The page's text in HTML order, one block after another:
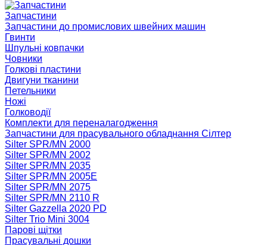
Запчастини
Запчастини до промислових швейних машин
Гвинти
Шпульні ковпачки
Човники
Голкові пластини
Двигуни тканини
Петельники
Ножі
Голководії
Комплекти для переналагодження
Запчастини для прасувального обладнання Сілтер
Silter SPR/MN 2000
Silter SPR/MN 2002
Silter SPR/MN 2035
Silter SPR/MN 2005E
Silter SPR/MN 2075
Silter SPR/MN 2110 R
Silter Gazzella 2020 PD
Silter Trio Mini 3004
Парові щітки
Прасувальні дошки